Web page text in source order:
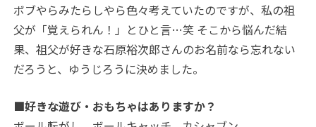
ボブやらみたらしやら色々考えていたのですが、私の祖
父が「覚えられん！」とひと言…笑 そこから悩んだ結
果、祖父が好きな石原裕次郎さんのお名前なら忘れない
だろうと、ゆうじろうに決めました。
■好きな遊び・おもちゃはありますか？